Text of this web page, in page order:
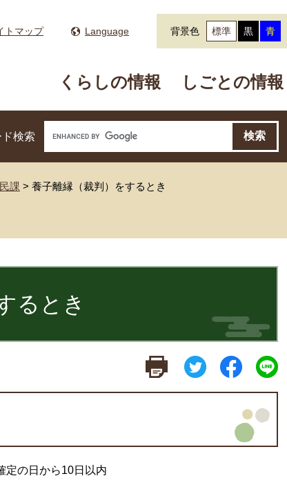
トマップ Language 背景色 標準 黒 青
くらしの情報 しごとの情報
検索
課 > 養子離縁（裁判）をするとき
るとき
定の日から10日以内